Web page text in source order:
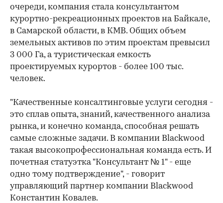
очереди, компания стала консультантом
курортно-рекреационных проектов на Байкале,
в Самарской области, в КМВ. Общих объем
земельных активов по этим проектам превысил
3 000 Га, а туристическая емкость
проектируемых курортов - более 100 тыс.
человек.
"Качественные консалтинговые услуги сегодня -
это сплав опыта, знаний, качественного анализа
рынка, и конечно команда, способная решать
самые сложные задачи. В компании Blackwood
такая высокопрофессиональная команда есть. И
почетная статуэтка "Консультант № 1" - еще
одно тому подтверждение", - говорит
управляющий партнер компании Blackwood
Константин Ковалев.